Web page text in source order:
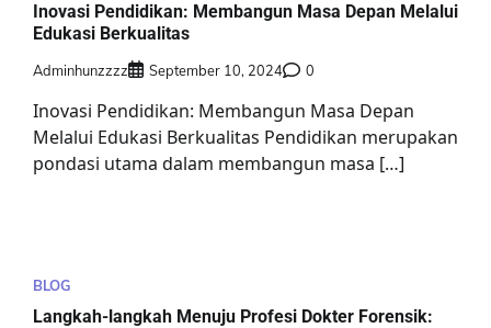
Inovasi Pendidikan: Membangun Masa Depan Melalui
Edukasi Berkualitas
Adminhunzzzz September 10, 2024 0
Inovasi Pendidikan: Membangun Masa Depan
Melalui Edukasi Berkualitas Pendidikan merupakan
pondasi utama dalam membangun masa […]
BLOG
Langkah-langkah Menuju Profesi Dokter Forensik: